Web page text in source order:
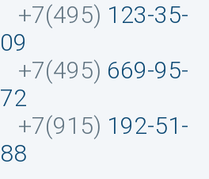
+7(495) 123-35-
09
+7(495) 669-95-
72
+7(915) 192-51-
88